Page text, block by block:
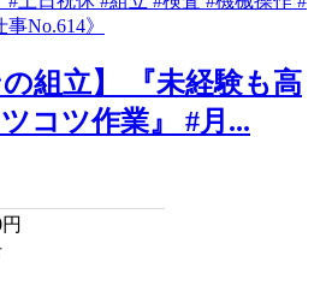
の組立】 『未経験も高
コツ作業』 #月...
円